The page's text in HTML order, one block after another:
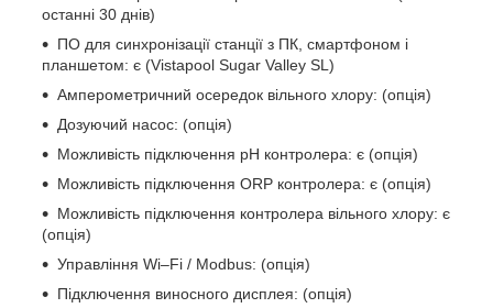
останні 30 днів)
ПО для синхронізації станції з ПК, смартфоном і
планшетом: є (Vistapool Sugar Valley SL)
Амперометричний осередок вільного хлору: (опція)
Дозуючий насос: (опція)
Можливість підключення pH контролера: є (опція)
Можливість підключення ORP контролера: є (опція)
Можливість підключення контролера вільного хлору: є
(опція)
Управління Wi–Fi / Modbus: (опція)
Підключення виносного дисплея: (опція)